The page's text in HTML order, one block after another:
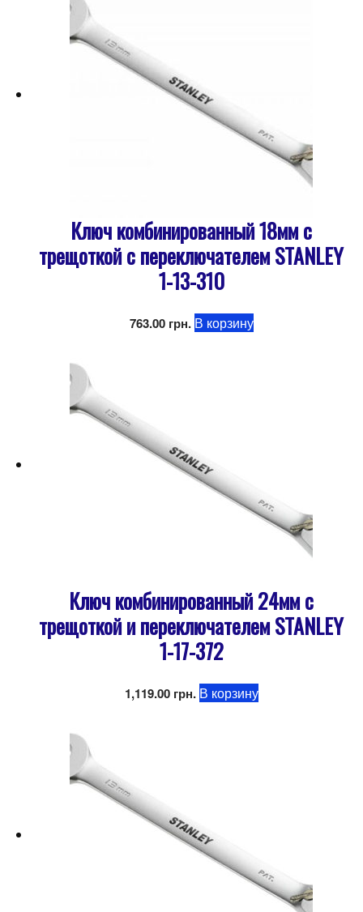
Ключ комбинированный 18мм с
трещоткой с переключателем STANLEY
1-13-310
763.00 грн. В корзину
Ключ комбинированный 24мм с
трещоткой и переключателем STANLEY
1-17-372
1,119.00 грн. В корзину